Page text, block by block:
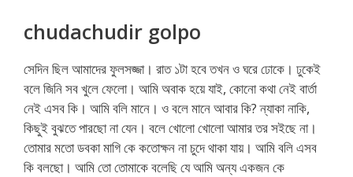
chudachudir golpo
সেদিন ছিল আমাদের ফুলসজ্জা। রাত ১টা হবে তখন ও ঘরে ঢোকে। ঢুকেই
বলে জিনি সব খুলে ফেলো। আমি অবাক হয়ে যাই, কোনো কথা নেই বার্তা
নেই এসব কি। আমি বলি মানে। ও বলে মানে আবার কি? ন্যাকা নাকি,
কিছুই বুঝতে পারছো না যেন। বলে খোলো খোলো আমার তর সইছে না।
তোমার মতো ডবকা মাগি কে কতোক্ষন না চুদে থাকা যায়। আমি বলি এসব
কি বলছো। আমি তো তোমাকে বলেছি যে আমি অন্য একজন কে